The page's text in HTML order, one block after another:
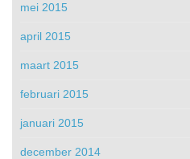
mei 2015
april 2015
maart 2015
februari 2015
januari 2015
december 2014